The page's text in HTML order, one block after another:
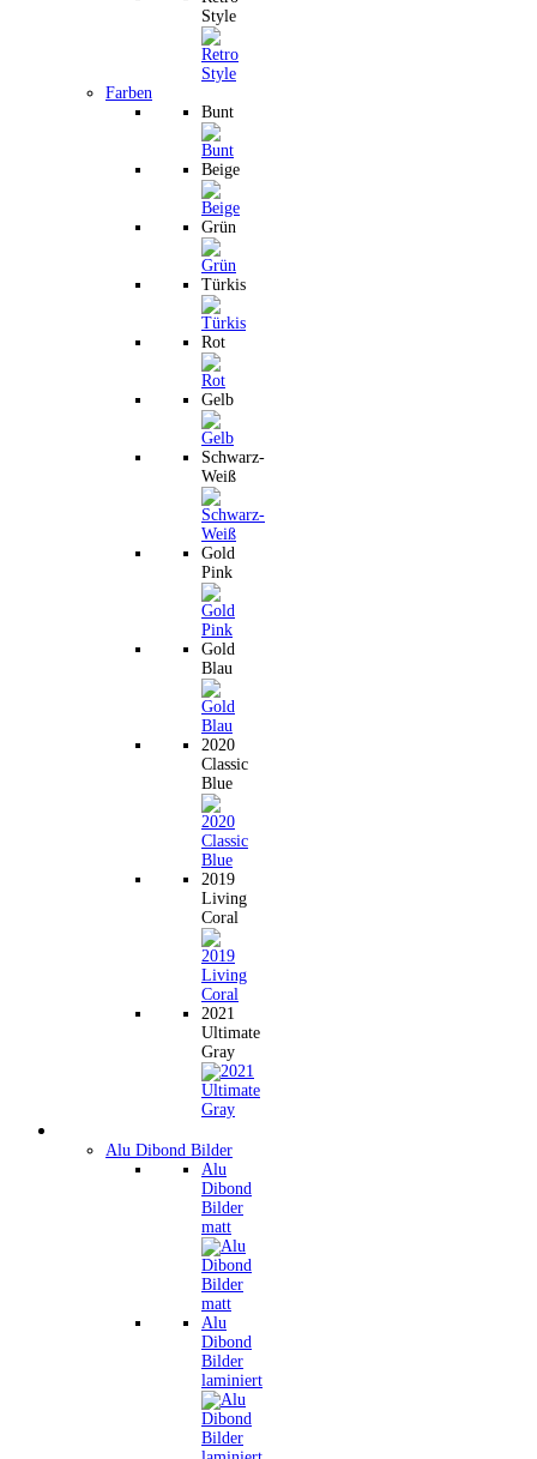
Style
Farben
Bunt
Beige
Grün
Türkis
Rot
Gelb
Schwarz-
Weiß
Gold
Pink
Gold
Blau
2020
Classic
Blue
2019
Living
Coral
2021
Ultimate
Gray
Alu Dibond Bilder
Alu
Dibond
Bilder
matt
Alu
Dibond
Bilder
laminiert